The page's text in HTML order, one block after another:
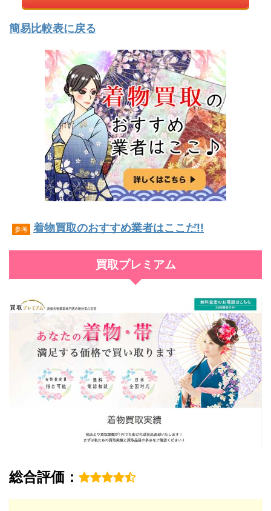
簡易比較表に戻る
参考 着物買取のおすすめ業者はここだ!!
買取プレミアム
総合評価：